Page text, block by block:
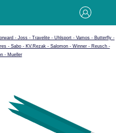
- Joss - Travelite - Uhlsport - Vamos - Butterfly -
- Sabo - KV.Rezak - Salomon - Winner - Reusch -
- Mueller